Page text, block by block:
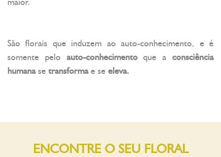
São florais que induzem ao auto-conhecimento, e é
somente pelo auto-conhecimentoque aconsciência
humanase transformae se eleva.
ENCONTRE O SEU FLORAL